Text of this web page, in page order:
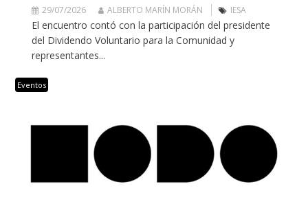
29/07/2026 ALBERTO MARÍN MORÁN IESA
El encuentro contó con la participación del presidente
del Dividendo Voluntario para la Comunidad y
representantes...
Eventos